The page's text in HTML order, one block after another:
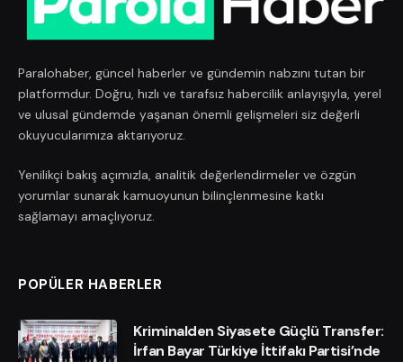
Paralohaber, güncel haberler ve gündemin nabzını tutan bir
platformdur. Doğru, hızlı ve tarafsız habercilik anlayışıyla, yerel
ve ulusal gündemde yaşanan önemli gelişmeleri siz değerli
okuyucularımıza aktarıyoruz.
Yenilikçi bakış açımızla, analitik değerlendirmeler ve özgün
yorumlar sunarak kamuoyunun bilinçlenmesine katkı
sağlamayı amaçlıyoruz.
POPÜLER HABERLER
Kriminalden Siyasete Güçlü Transfer:
İrfan Bayar Türkiye İttifakı Partisi’nde